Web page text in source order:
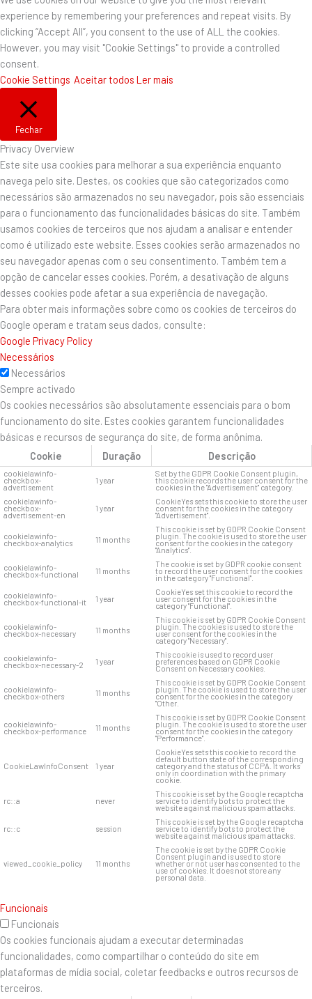
experience by remembering your preferences and repeat visits. By
clicking “Accept All”, you consent to the use of ALL the cookies.
However, you may visit "Cookie Settings" to provide a controlled
consent.
Cookie Settings Aceitar todos Ler mais
Fechar
Privacy Overview
Este site usa cookies para melhorar a sua experiência enquanto
navega pelo site. Destes, os cookies que são categorizados como
necessários são armazenados no seu navegador, pois são essenciais
para o funcionamento das funcionalidades básicas do site. Também
usamos cookies de terceiros que nos ajudam a analisar e entender
como é utilizado este website. Esses cookies serão armazenados no
seu navegador apenas com o seu consentimento. Também tem a
opção de cancelar esses cookies. Porém, a desativação de alguns
desses cookies pode afetar a sua experiência de navegação.
Para obter mais informações sobre como os cookies de terceiros do
Google operam e tratam seus dados, consulte:
Google Privacy Policy
Necessários
Necessários
Sempre activado
Os cookies necessários são absolutamente essenciais para o bom
funcionamento do site. Estes cookies garantem funcionalidades
básicas e recursos de segurança do site, de forma anônima.
Cookie
Duração Descrição
cookielawinfo-
checkbox-
advertisement
1 year
Set by the GDPR Cookie Consent plugin,
this cookie records the user consent for the
cookies in the "Advertisement" category.
cookielawinfo-
checkbox-
advertisement-en
1 year
CookieYes sets this cookie to store the user
consent for the cookies in the category
"Advertisement".
cookielawinfo-
checkbox-analytics 11 months
This cookie is set by GDPR Cookie Consent
plugin. The cookie is used to store the user
consent for the cookies in the category
"Analytics".
cookielawinfo-
checkbox-functional 11 months
The cookie is set by GDPR cookie consent
to record the user consent for the cookies
in the category "Functional".
cookielawinfo-
checkbox-functional-it 1 year
CookieYes set this cookie to record the
user consent for the cookies in the
category "Functional".
cookielawinfo-
checkbox-necessary 11 months
This cookie is set by GDPR Cookie Consent
plugin. The cookies is used to store the
user consent for the cookies in the
category "Necessary".
cookielawinfo-
checkbox-necessary-2 1 year
This cookie is used to record user
preferences based on GDPR Cookie
Consent on Necessary cookies.
cookielawinfo-
checkbox-others 11 months
This cookie is set by GDPR Cookie Consent
plugin. The cookie is used to store the user
consent for the cookies in the category
"Other.
cookielawinfo-
checkbox-performance 11 months
This cookie is set by GDPR Cookie Consent
plugin. The cookie is used to store the user
consent for the cookies in the category
"Performance".
CookieLawInfoConsent 1 year
CookieYes sets this cookie to record the
default button state of the corresponding
category and the status of CCPA. It works
only in coordination with the primary
cookie.
rc::a never
This cookie is set by the Google recaptcha
service to identify bots to protect the
website against malicious spam attacks.
rc::c session
This cookie is set by the Google recaptcha
service to identify bots to protect the
website against malicious spam attacks.
viewed_cookie_policy 11 months
The cookie is set by the GDPR Cookie
Consent plugin and is used to store
whether or not user has consented to the
use of cookies. It does not store any
personal data.
Funcionais
Funcionais
Os cookies funcionais ajudam a executar determinadas
funcionalidades, como compartilhar o conteúdo do site em
plataformas de mídia social, coletar feedbacks e outros recursos de
terceiros.